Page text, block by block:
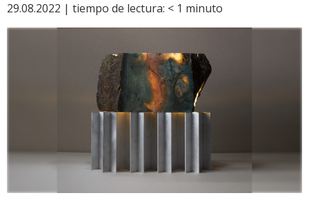
29.08.2022 | tiempo de lectura: < 1 minuto